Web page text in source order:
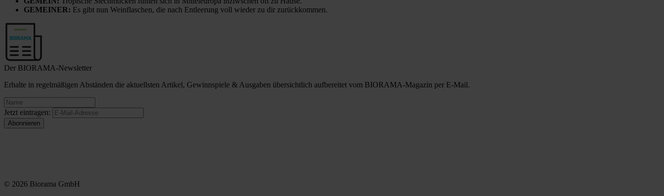
GEMEINER: Es gibt nun Weinflaschen, die nach Entleerung voll wieder zu dir zurückkommen.
Der BIORAMA-Newsletter
Erhalte in regelmäßigen Abständen die aktuellsten Artikel, Gewinnspiele & Ausgaben übersichtlich aufbereitet vom BIORAMA-Magazin per E-Mail.
Jetzt eintragen:
© 2026 Biorama GmbH